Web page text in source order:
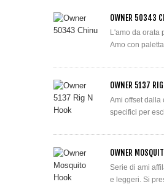
OWNER 50343
L'amo da orata
Amo con
OWNER 5137
Ami offset dalla
specifici per
OWNER
Serie di ami
e leggeri. Si